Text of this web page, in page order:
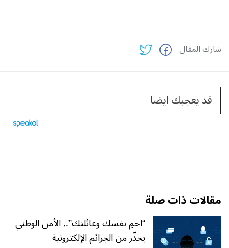
شارك المقال
قد يعجبك ايضا
مقالات ذات صلة
“احمِ نفسك وعائلتك”.. الأمن الوطني
يحذّر من الجرائم الإلكترونية